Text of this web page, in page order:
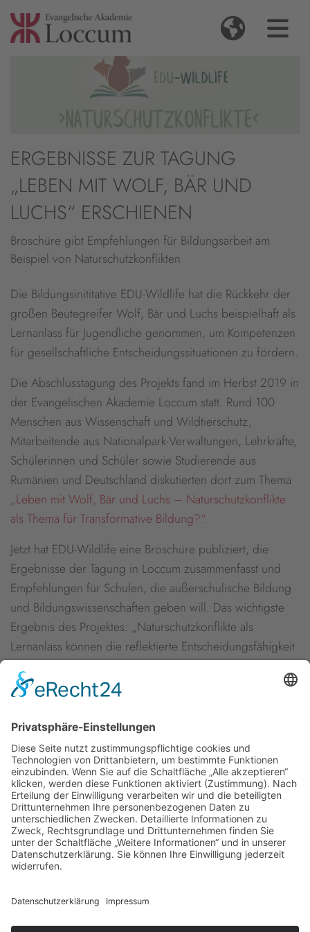
ERGEBNISSE ZUR TAGUNG
„LEBEN MIT WOLF, BÄR UND
LUCHS“ ERSCHIENEN
Broschüre gibt Empfehlungen für Bildungsarbeit am
Beispiel von Naturschutzkonflikten
Die Bildungsinititative EDU-Wildlife hat die Rückkehr der
großen Beutegreifer Wolf, Bär und Luchs beispielhaft als
Lernanlass für Jugendliche genommen, um Kompetenzen
für gesellschaftliche Entscheidungssituationen zu fördern.
Die Abschlusstagung des Projekts fand im Herbst 2019 in
der Evangelischen Akademie Loccum statt. Rund 100
Menschen aus Wissenschaft und Wildtierschutz,
Mitarbeitende aus Nationalpark-Verwaltungen, Lehrkräfte,
Schülerinnen und Schüler sowie Studierende aus
Rumänien und Deutschland diskutierten dort zum Thema
„Leben mit Wolf, Bär und Luchs – Naturschutzkonflikte
als Thema für Transformative Bildung?“.
Jetzt hat EDU-Wildlife eine Broschüre publiziert, die
Ergebnisse der Tagung in Loccum zusammenfasst und
Empfehlungen für Schulen, die außerschulische Bildung
und Bildungswissenschaften geben will. Das wichtigste
Ergebnis des Projektes: „Naturschutzkonflikte als
Lernanlass können die reflektierte Entscheidungsfähigkeit
von Lernenden fördern sowie deren Konfliktbewältigung
und verantwortungsvolle Teilhabe an
Broschüre können Sie hier anschauen und herunterladen
Newsletter
Presse
Anfahrt
Partner
Schutzkonzept
Datenschutz
Impressum